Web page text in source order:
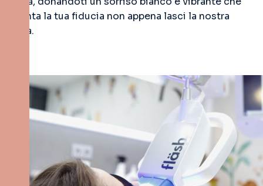
aumenta la tua fiducia non appena lasci la nostra
clinica.